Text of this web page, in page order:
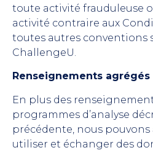
toute activité frauduleuse
activité contraire aux
toutes autres conventions
ChallengeU.
Renseignements
En plus des
programmes d’analyse
précédente, nous pouvons
utiliser et échanger des